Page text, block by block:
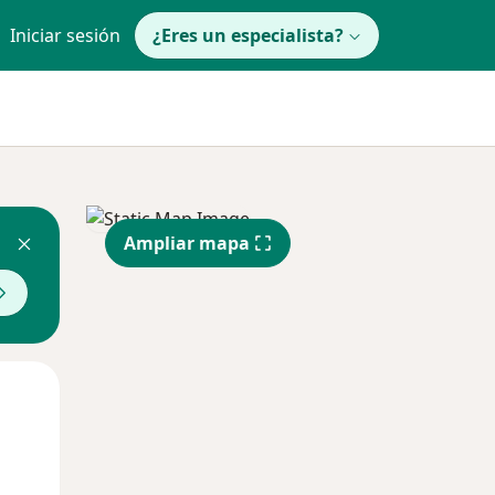
Iniciar sesión ¿Eres un especialista?
Ampliar mapa